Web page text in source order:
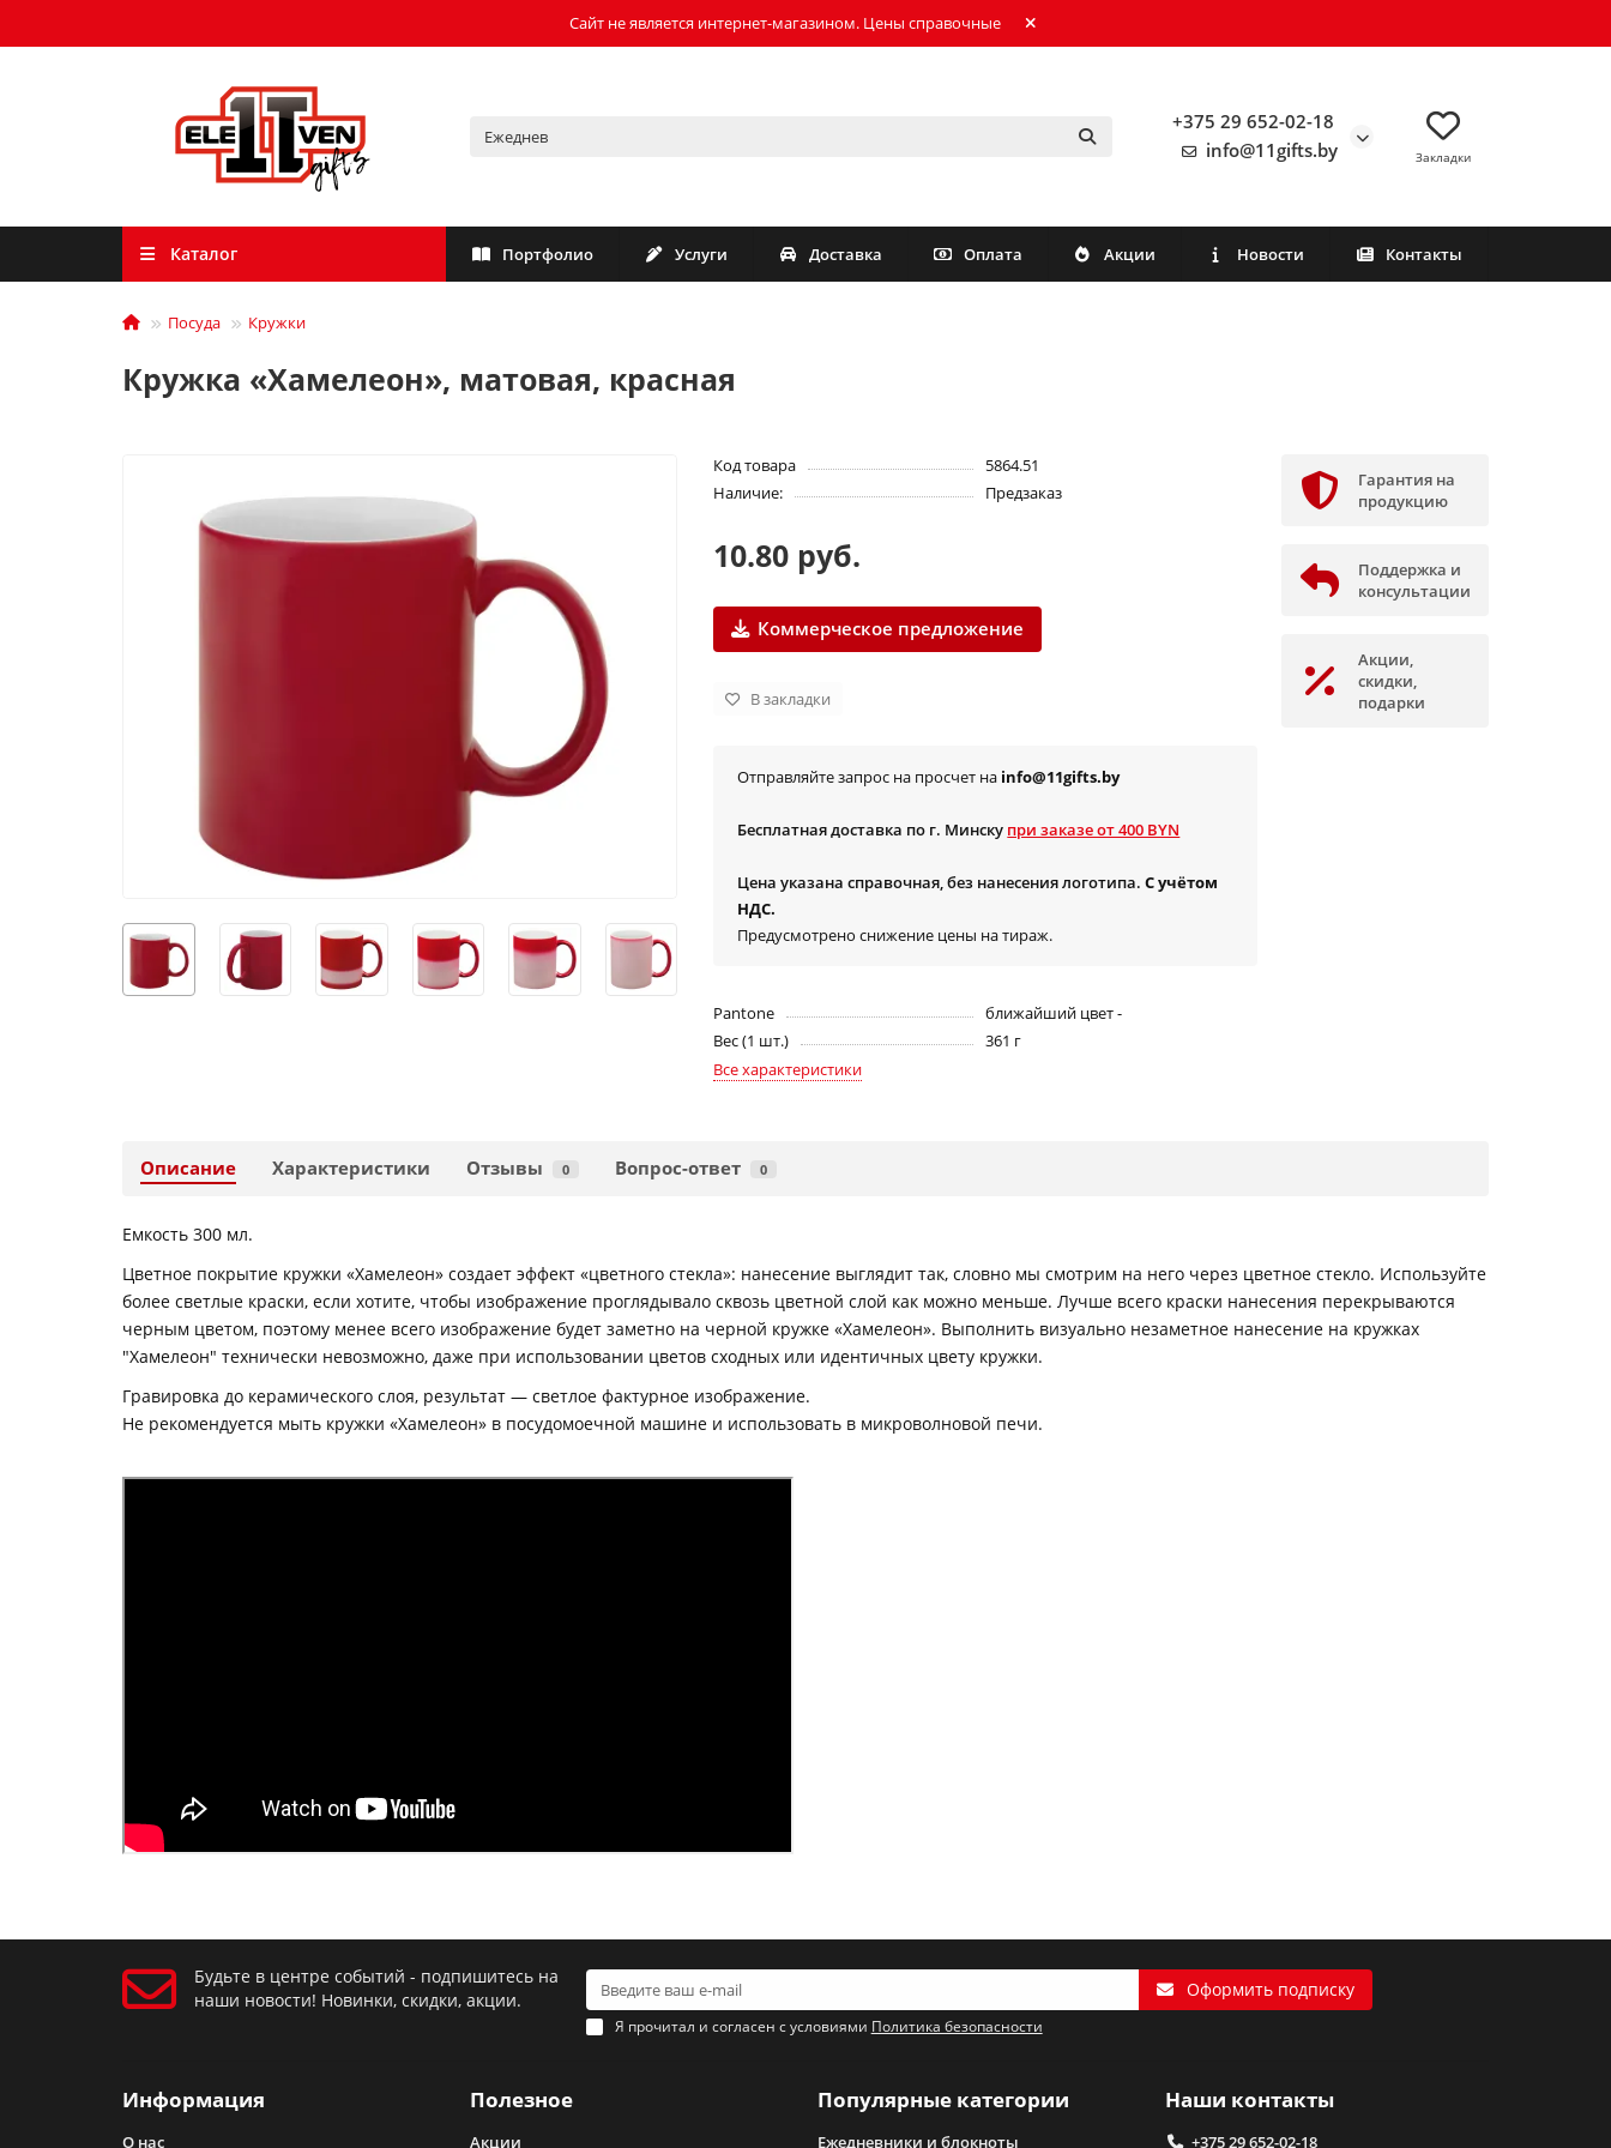
Сайт не является интернет-магазином. Цены справочные
+375 29 652-02-18
info@11gifts.by
Закладки
Каталог Портфолио Услуги Доставка Оплата Акции Новости Контакты
Посуда Кружки
Кружка «Хамелеон», матовая, красная
Код товара
5864.51
Наличие:
Предзаказ
10.80 руб.
Коммерческое предложение
В закладки
Отправляйте запрос на просчет на info@11gifts.by
Бесплатная доставка по г. Минску при заказе от 400 BYN
Цена указана справочная, без нанесения логотипа. С учётом
НДС.
Предусмотрено снижение цены на тираж.
Pantone
ближайший цвет -
Вес (1 шт.)
361 г
Все характеристики
Гарантия на
продукцию
Поддержка и
консультации
Акции,
скидки,
подарки
Описание Характеристики Отзывы 0 Вопрос-ответ 0
Емкость 300 мл.
Цветное покрытие кружки «Хамелеон» создает эффект «цветного стекла»: нанесение выглядит так, словно мы смотрим на него через цветное стекло. Используйте
более светлые краски, если хотите, чтобы изображение проглядывало сквозь цветной слой как можно меньше. Лучше всего краски нанесения перекрываются
черным цветом, поэтому менее всего изображение будет заметно на черной кружке «Хамелеон». Выполнить визуально незаметное нанесение на кружках
"Хамелеон" технически невозможно, даже при использовании цветов сходных или идентичных цвету кружки.
Гравировка до керамического слоя, результат — светлое фактурное изображение.
Не рекомендуется мыть кружки «Хамелеон» в посудомоечной машине и использовать в микроволновой печи.
Будьте в центре событий - подпишитесь на
наши новости! Новинки, скидки, акции.
Оформить подписку
Я прочитал и согласен с условиями Политика безопасности
Информация
О нас
Полезное
Акции
Популярные категории
Ежедневники и блокноты
Наши контакты
+375 29 652-02-18